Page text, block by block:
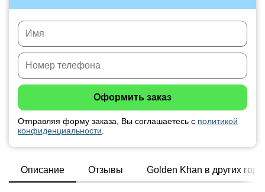
Отправляя форму заказа, Вы соглашаетесь с политикой
конфиденциальности
Описание Отзывы Golden Khan в других